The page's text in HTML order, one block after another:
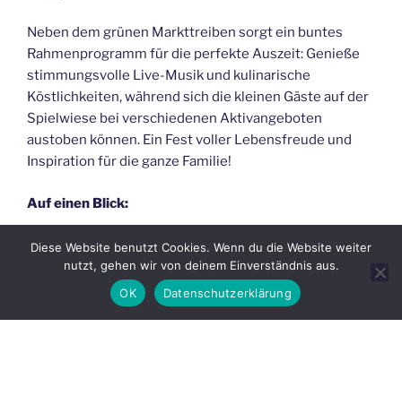
Neben dem grünen Markttreiben sorgt ein buntes
Rahmenprogramm für die perfekte Auszeit: Genieße
stimmungsvolle Live-Musik und kulinarische
Köstlichkeiten, während sich die kleinen Gäste auf der
Spielwiese bei verschiedenen Aktivangeboten
austoben können. Ein Fest voller Lebensfreude und
Inspiration für die ganze Familie!
Auf einen Blick:
Wann:Samstag, 27.06.2026 & Sonntag, 28.06.2026 |
täglich 10:00 – 18:00 Uhr
Klosterpark Altzella, Zellaer Straße 10, 01683
Diese Website benutzt Cookies. Wenn du die Website weiter
nutzt, gehen wir von deinem Einverständnis aus.
OK
Datenschutzerklärung